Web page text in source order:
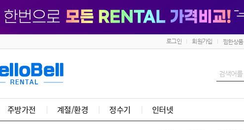
로그인 회원가입 찜한상품
주방가전 계절/환경 정수기 인터넷